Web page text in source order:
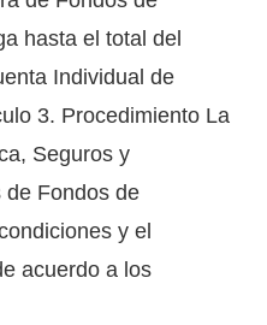
hasta el total del
Individual de
3. Procedimiento La
Seguros y
de Fondos de
y el
acuerdo a los